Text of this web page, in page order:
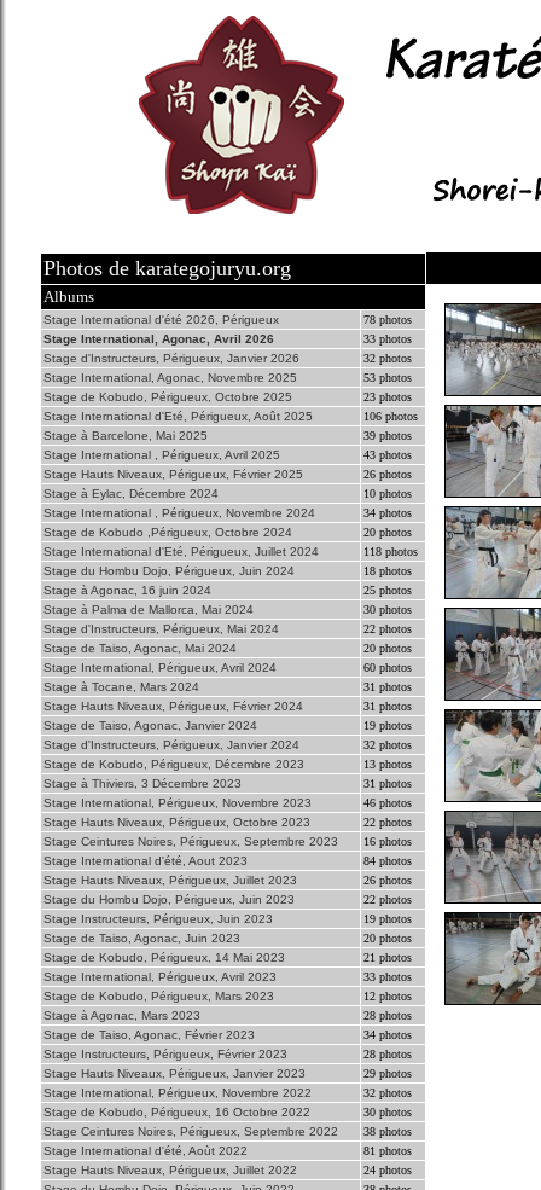
Photos de karategojuryu.org
Albums
Stage International d'été 2026, Périgueux
78 photos
Stage International, Agonac, Avril 2026
33 photos
Stage d'Instructeurs, Périgueux, Janvier 2026
32 photos
Stage International, Agonac, Novembre 2025
53 photos
Stage de Kobudo, Périgueux, Octobre 2025
23 photos
Stage International d'Eté, Périgueux, Août 2025
106 photos
Stage à Barcelone, Mai 2025
39 photos
Stage International , Périgueux, Avril 2025
43 photos
Stage Hauts Niveaux, Périgueux, Février 2025
26 photos
Stage à Eylac, Décembre 2024
10 photos
Stage International , Périgueux, Novembre 2024
34 photos
Stage de Kobudo ,Périgueux, Octobre 2024
20 photos
Stage International d'Eté, Périgueux, Juillet 2024
118 photos
Stage du Hombu Dojo, Périgueux, Juin 2024
18 photos
Stage à Agonac, 16 juin 2024
25 photos
Stage à Palma de Mallorca, Mai 2024
30 photos
Stage d'Instructeurs, Périgueux, Mai 2024
22 photos
Stage de Taiso, Agonac, Mai 2024
20 photos
Stage International, Périgueux, Avril 2024
60 photos
Stage à Tocane, Mars 2024
31 photos
Stage Hauts Niveaux, Périgueux, Février 2024
31 photos
Stage de Taiso, Agonac, Janvier 2024
19 photos
Stage d'Instructeurs, Périgueux, Janvier 2024
32 photos
Stage de Kobudo, Périgueux, Décembre 2023
13 photos
Stage à Thiviers, 3 Décembre 2023
31 photos
Stage International, Périgueux, Novembre 2023
46 photos
Stage Hauts Niveaux, Périgueux, Octobre 2023
22 photos
Stage Ceintures Noires, Périgueux, Septembre 2023
16 photos
Stage International d'été, Aout 2023
84 photos
Stage Hauts Niveaux, Périgueux, Juillet 2023
26 photos
Stage du Hombu Dojo, Périgueux, Juin 2023
22 photos
Stage Instructeurs, Périgueux, Juin 2023
19 photos
Stage de Taiso, Agonac, Juin 2023
20 photos
Stage de Kobudo, Périgueux, 14 Mai 2023
21 photos
Stage International, Périgueux, Avril 2023
33 photos
Stage de Kobudo, Périgueux, Mars 2023
12 photos
Stage à Agonac, Mars 2023
28 photos
Stage de Taiso, Agonac, Février 2023
34 photos
Stage Instructeurs, Périgueux, Février 2023
28 photos
Stage Hauts Niveaux, Périgueux, Janvier 2023
29 photos
Stage International, Périgueux, Novembre 2022
32 photos
Stage de Kobudo, Périgueux, 16 Octobre 2022
30 photos
Stage Ceintures Noires, Périgueux, Septembre 2022
38 photos
Stage International d'été, Aoùt 2022
81 photos
Stage Hauts Niveaux, Périgueux, Juillet 2022
24 photos